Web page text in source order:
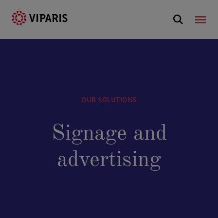
OUR SOLUTIONS
Signage and
advertising